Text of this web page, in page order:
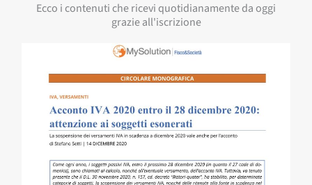
Ecco i contenuti che ricevi quotidianamente da oggi
grazie all'iscrizione